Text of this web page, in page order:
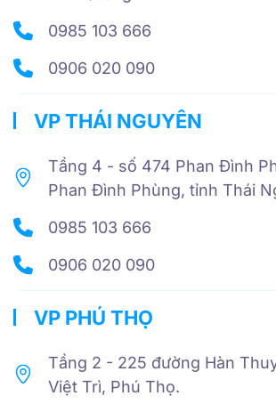
0985 103 666
0906 020 090
VP THÁI NGUYÊN
Tầng 4 - số 474 Phan Đình
Phan Đình Phùng, tỉnh Thái
0985 103 666
0906 020 090
VP PHÚ THỌ
Tầng 2 - 225 đường Hàn
Việt Trì, Phú Thọ.